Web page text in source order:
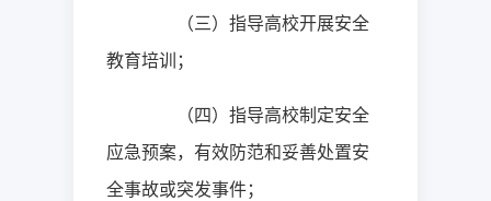
（三）指导高校开展安全
教育培训；
（四）指导高校制定安全
应急预案，有效防范和妥善处置安
全事故或突发事件；